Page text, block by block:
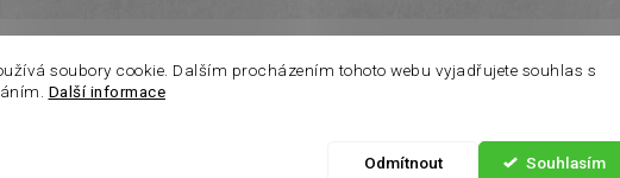
soubory cookie. Dalším procházením tohoto webu vyjadřujete souhlas s
Další informace
Odmítnout Souhlasím